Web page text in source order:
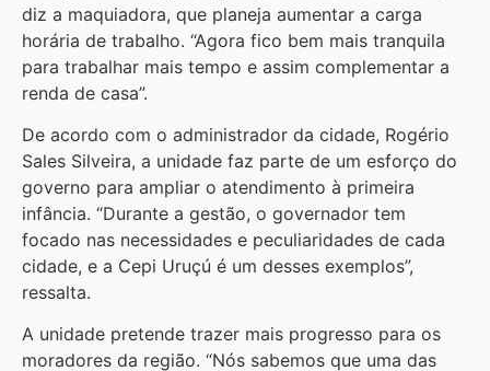
diz a maquiadora, que planeja aumentar a carga
horária de trabalho. “Agora fico bem mais tranquila
para trabalhar mais tempo e assim complementar a
renda de casa”.
De acordo com o administrador da cidade, Rogério
Sales Silveira, a unidade faz parte de um esforço do
governo para ampliar o atendimento à primeira
infância. “Durante a gestão, o governador tem
focado nas necessidades e peculiaridades de cada
cidade, e a Cepi Uruçú é um desses exemplos”,
ressalta.
A unidade pretende trazer mais progresso para os
moradores da região. “Nós sabemos que uma das